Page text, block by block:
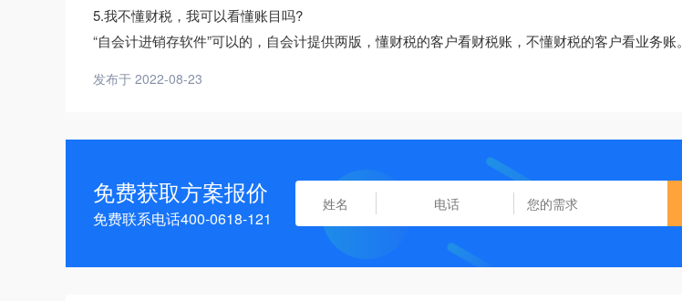
5.我不懂财税，我可以看懂账目吗?
“自会计进销存软件”可以的，自会计提供两版，懂财税的客户看财税账，不懂财税的客户看业务账。
发布于 2022-08-23
免费获取方案报价
免费联系电话400-0618-121